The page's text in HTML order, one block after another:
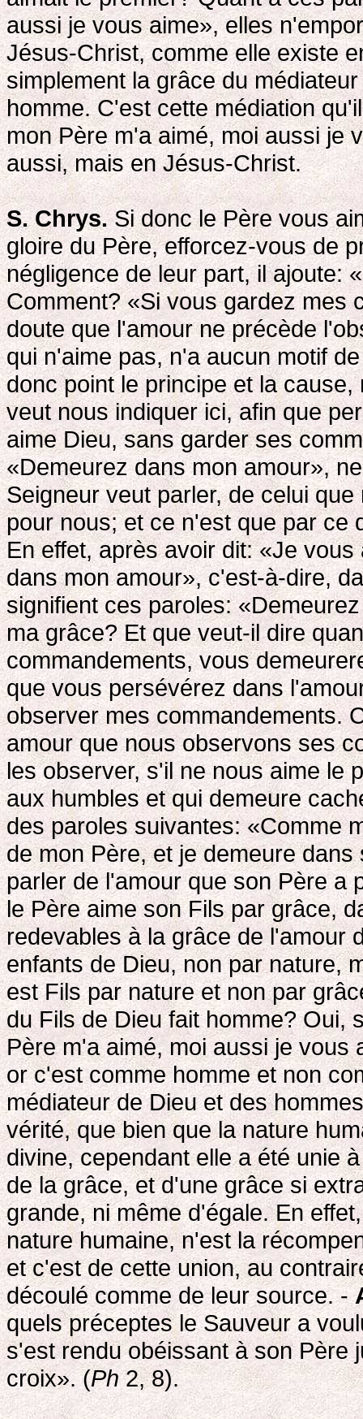
aussi je vous aime», elles
Jésus-Christ, comme elle existe
simplement la grâce du
homme. C'est cette médiation
mon Père m'a aimé, moi aussi je
aussi, mais en Jésus-Christ.
S. Chrys.Si donc le Père vous
gloire du Père, efforcez-vous de
négligence de leur part, il ajoute:
Comment? «Si vous gardez mes
doute que l'amour ne précède
qui n'aime pas, n'a aucun motif
donc point le principe et la
veut nous indiquer ici, afin que
aime Dieu, sans garder ses
«Demeurez dans mon amour»,
Seigneur veut parler, de celui
pour nous; et ce n'est que par ce
En effet, après avoir dit: «Je
dans mon amour», c'est-à-dire,
signifient ces paroles:
ma grâce? Et que veut-il dire
commandements, vous
que vous persévérez dans
observer mes commandements.
amour que nous observons ses
les observer, s'il ne nous aime le
aux humbles et qui demeure
des paroles suivantes: «Comme
de mon Père, et je demeure
parler de l'amour que son Père a
le Père aime son Fils par grâce,
redevables à la grâce de l'amour
enfants de Dieu, non par nature,
est Fils par nature et non par
du Fils de Dieu fait homme? Oui,
Père m'a aimé, moi aussi je vous
or c'est comme homme et non
médiateur de Dieu et des
vérité, que bien que la nature
divine, cependant elle a été unie
de la grâce, et d'une grâce si
grande, ni même d'égale. En
nature humaine, n'est la
et c'est de cette union, au
découlé comme de leur source. -
quels préceptes le Sauveur a
s'est rendu obéissant à son Père
croix». (Ph2, 8).